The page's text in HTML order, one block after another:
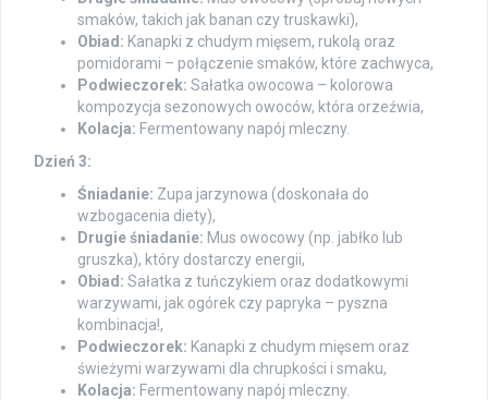
smaków, takich jak banan czy truskawki),
Obiad: Kanapki z chudym mięsem, rukolą oraz
pomidorami – połączenie smaków, które zachwyca,
Podwieczorek: Sałatka owocowa – kolorowa
kompozycja sezonowych owoców, która orzeźwia,
Kolacja: Fermentowany napój mleczny.
Dzień 3:
Śniadanie: Zupa jarzynowa (doskonała do
wzbogacenia diety),
Drugie śniadanie: Mus owocowy (np. jabłko lub
gruszka), który dostarczy energii,
Obiad: Sałatka z tuńczykiem oraz dodatkowymi
warzywami, jak ogórek czy papryka – pyszna
kombinacja!,
Podwieczorek: Kanapki z chudym mięsem oraz
świeżymi warzywami dla chrupkości i smaku,
Kolacja: Fermentowany napój mleczny.